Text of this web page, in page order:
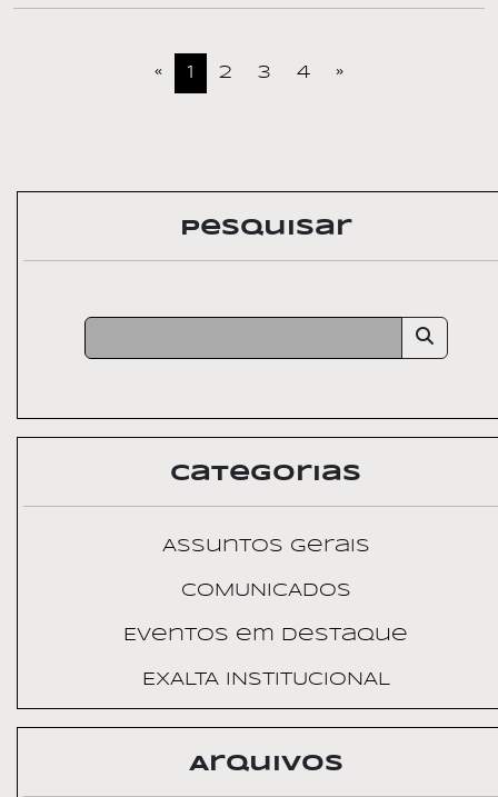
« 1 2 3 4 »
Pesquisar
Categorias
Assuntos Gerais
COMUNICADOS
Eventos em Destaque
EXALTA INSTITUCIONAL
Arquivos